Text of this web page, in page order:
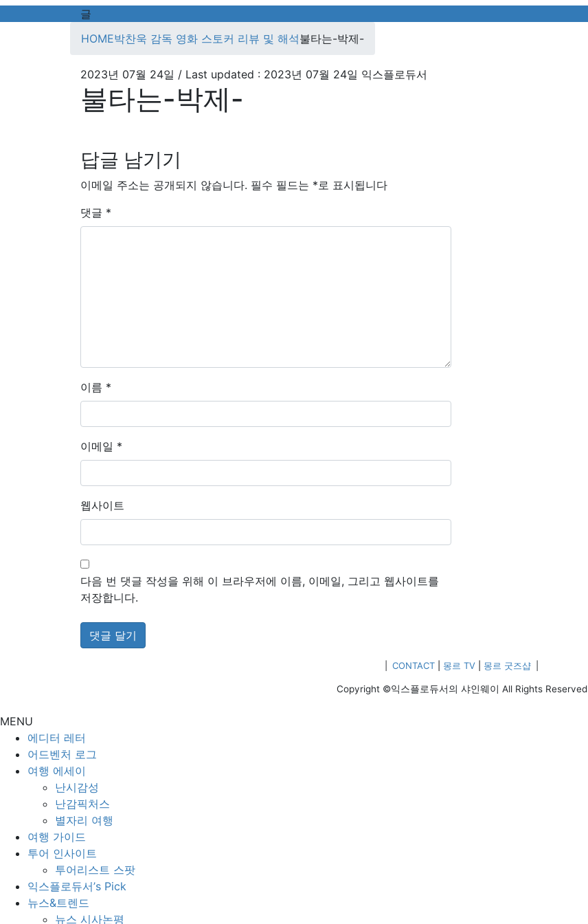
글
HOME박찬욱 감독 영화 스토커 리뷰 및 해석불타는-박제-
2023년 07월 24일 / Last updated : 2023년 07월 24일 익스플로듀서
불타는-박제-
답글 남기기
이메일 주소는 공개되지 않습니다. 필수 필드는 *로 표시됩니다
댓글 *
이름 *
이메일 *
웹사이트
다음 번 댓글 작성을 위해 이 브라우저에 이름, 이메일, 그리고 웹사이트를
저장합니다.
CONTACT 몽르 TV 몽르 굿즈샵
Copyright ©익스플로듀서의 샤인웨이 All Rights Reserved
MENU
에디터 레터
어드벤처 로그
여행 에세이
난시감성
난감픽처스
별자리 여행
여행 가이드
투어 인사이트
투어리스트 스팟
익스플로듀서’s Pick
뉴스&트렌드
뉴스 시사논평